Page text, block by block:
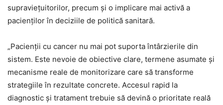
supraviețuitorilor, precum și o implicare mai activă a
pacienților în deciziile de politică sanitară.
„Pacienții cu cancer nu mai pot suporta întârzierile din
sistem. Este nevoie de obiective clare, termene asumate și
mecanisme reale de monitorizare care să transforme
strategiile în rezultate concrete. Accesul rapid la
diagnostic și tratament trebuie să devină o prioritate reală